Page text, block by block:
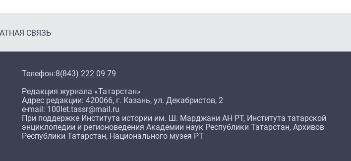
СВЯЗЬ
Телефон:8(843) 222 09 79
Редакция журнала «Татарстан»
Адрес редакции: 420066, г. Казань, ул. Декабристов, 2
e-mail: 100let.tassr@mail.ru
При поддержке Института истории им. Ш. Марджани АН РТ, Института татарской
энциклопедии и регионоведения Академии наук Республики Татарстан, Архивов
Республики Татарстан, Национального музея РТ